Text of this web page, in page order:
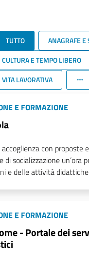
TUTTO
ANAGRAFE E
CULTURA E TEMPO LIBERO
VITA LAVORATIVA
E FORMAZIONE
con proposte
di socializzazione un’ora
e delle attività didattiche
E FORMAZIONE
- Portale dei